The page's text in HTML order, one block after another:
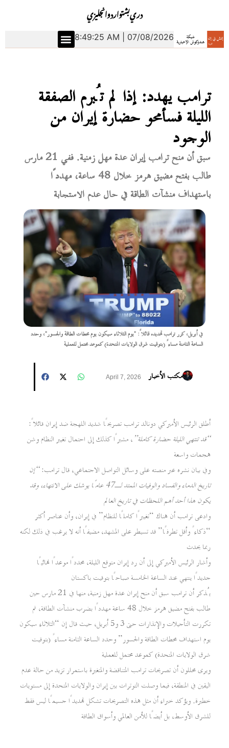
انجليزياردوبشتودري
8:49:25 AM | 07/08/2026
ترامب يهدد: إذا لم تُبرم الصفقة
الليلة فسأمحو حضارة إيران من
الوجود
سبق أن منح ترامب إيران عدة مهل زمنية. ففي 21 مارس
طالب بفتح مضيق هرمز خلال 48 ساعة، مهددًا
باستهداف منشآت الطاقة في حال عدم الاستجابة
في أبريل، كرر ترامب تهديده قائلاً: "يوم الثلاثاء سيكون يوم محطات الطاقة والجسور"، وحدد
الساعة الثامنة مساءً (بتوقيت شرق الولايات المتحدة) كموعد محتمل للعملية
مكتب الأخبار April 7, 2026
أطلق الرئيس الأميركي دونالد ترامب تصريحًا شديد اللهجة ضد إيران قائلاً:
“قد تنتهي الليلة حضارة كاملة”، مشيرًا كذلك إلى احتمال تغيير النظام وشن
هجمات واسعة
وفي بيان نشره عبر منصته على وسائل التواصل الاجتماعي، قال ترامب:“إن
تاريخ الدماء والفساد والوفيات الممتد لـ47 عامًا يوشك على الانتهاء، وقد
يكون هذا أحد أهم اللحظات في تاريخ العالم
وادعى ترامب أن هناك “تغييرًا كاملًا للنظام” في إيران، وأن عناصر أكثر
“ذكاءً وأقل تطرفًا” قد تسيطر على المشهد، مضيفًا أنه لا يرغب في ذلك لكنه
ربما يحدث
وأشار الرئيس الأميركي إلى أن رد إيران متوقع الليلة، محددًا موعدًا نهائيًا
جديدًا ينتهي عند الساعة الخامسة صباحًا بتوقيت باكستان
يُذكر أن ترامب سبق أن منح إيران عدة مهل زمنية، منها في 21 مارس حين
طالب بفتح مضيق هرمز خلال 48 ساعة مهددًا بضرب منشآت الطاقة، ثم
تكررت التأجيلات والإنذارات حتى 3 و5 أبريل، حيث قال إن “الثلاثاء سيكون
يوم استهداف محطات الطاقة والجسور” وحدد الساعة الثامنة مساءً (بتوقيت
شرق الولايات المتحدة) كموعد محتمل للعملية
ويرى محللون أن تصريحات ترامب المتناقضة والمتغيرة باستمرار تزيد من حالة عدم
اليقين في المنطقة، فيما وصلت التوترات بين إيران والولايات المتحدة إلى مستويات
خطيرة. ويؤكد خبراء أن مثل هذه التصريحات تشكل تهديدًا جسيمًا ليس فقط
للشرق الأوسط، بل أيضًا للأمن العالمي وأسواق الطاقة